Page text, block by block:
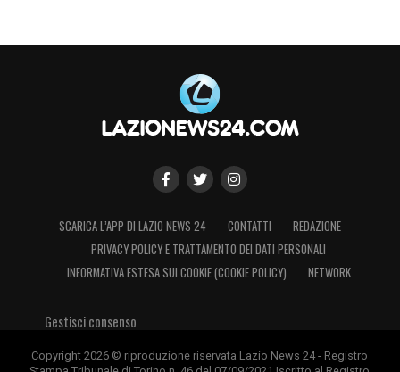
SCARICA L’APP DI LAZIO NEWS 24 CONTATTI
REDAZIONE
PRIVACY POLICY E TRATTAMENTO DEI DATI PERSONALI
INFORMATIVA ESTESA SUI COOKIE (COOKIE POLICY)
NETWORK
Gestisci consenso
Copyright 2026 © riproduzione riservata Lazio News 24 - Registro